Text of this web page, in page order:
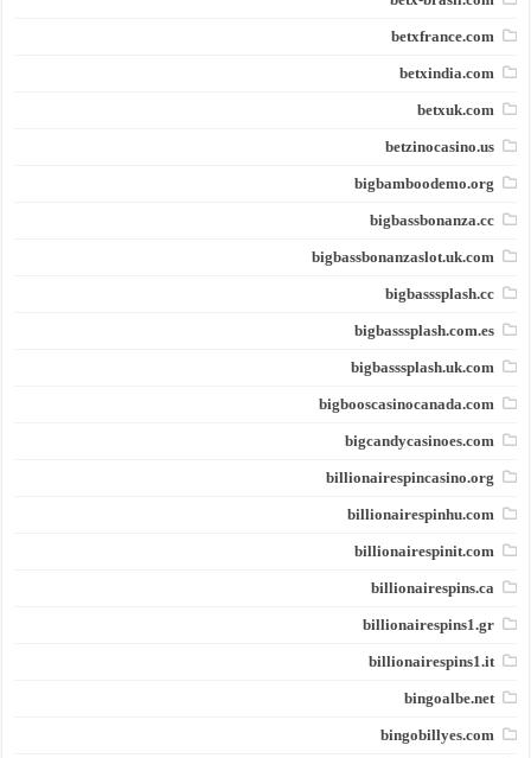
betxfrance.com
betxindia.com
betxuk.com
betzinocasino.us
bigbamboodemo.org
bigbassbonanza.cc
bigbassbonanzaslot.uk.com
bigbasssplash.cc
bigbasssplash.com.es
bigbasssplash.uk.com
bigbooscasinocanada.com
bigcandycasinoes.com
billionairespincasino.org
billionairespinhu.com
billionairespinit.com
billionairespins.ca
billionairespins1.gr
billionairespins1.it
bingoalbe.net
bingobillyes.com